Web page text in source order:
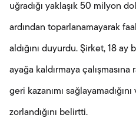
uğradığı yaklaşık 50 milyon
ardından toparlanamayarak
aldığını duyurdu. Şirket, 18
ayağa kaldırmaya
geri kazanımı
zorlandığını belirtti.